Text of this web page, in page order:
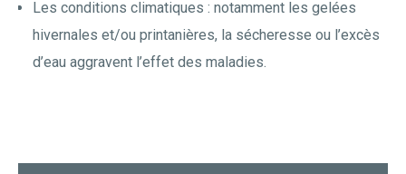
Les conditions climatiques : notamment les gelées
hivernales et/ou printanières, la sécheresse ou l’excès
d’eau aggravent l’effet des maladies.